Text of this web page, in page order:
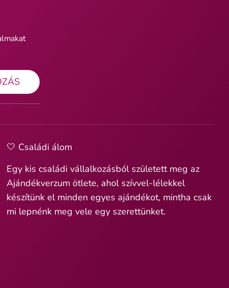
🤍 Családi álom
Egy kis családi vállalkozásból született meg az
Ajándékverzum ötlete, ahol szívvel-lélekkel
készítünk el minden egyes ajándékot, mintha csak
mi lepnénk meg vele egy szerettünket.